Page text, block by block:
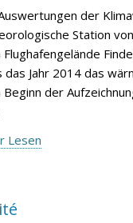
der
Station
das Jahr 2014 das
der
Lesen